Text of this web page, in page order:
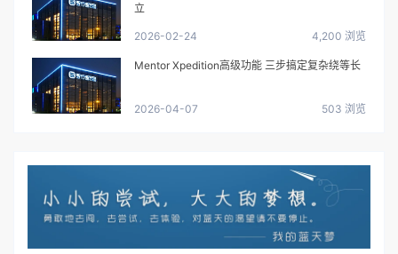
立
2026-02-24 4,200 浏览
Mentor Xpedition高级功能 三步搞定复杂绕等长
2026-04-07 503 浏览